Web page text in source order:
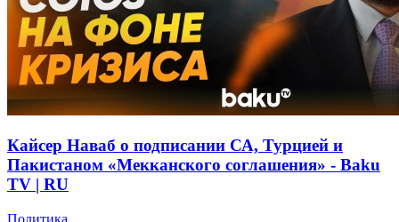
Кайсер Наваб о подписании СА, Турцией и
Пакистаном «Мекканского соглашения» - Baku
TV | RU
Политика